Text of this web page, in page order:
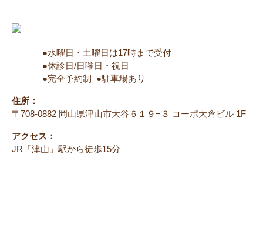
●水曜日・土曜日は17時まで受付
●休診日/日曜日・祝日
●完全予約制 ●駐車場あり
住所：
〒708-0882 岡山県津山市大谷６１９−３ コーポ大倉ビル 1F
アクセス：
JR「津山」駅から徒歩15分